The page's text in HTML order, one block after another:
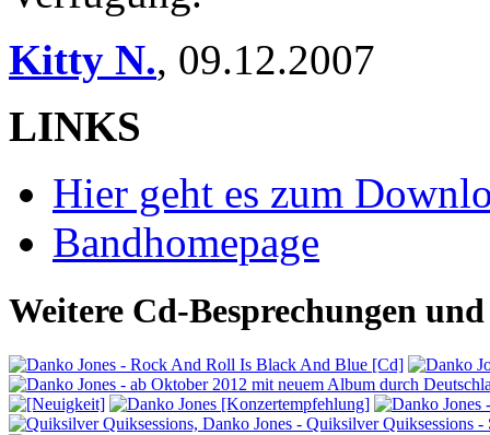
Kitty N., 09.12.2007
LINKS
Hier geht es zum
Bandhomepage
Weitere Cd-Besprechungen